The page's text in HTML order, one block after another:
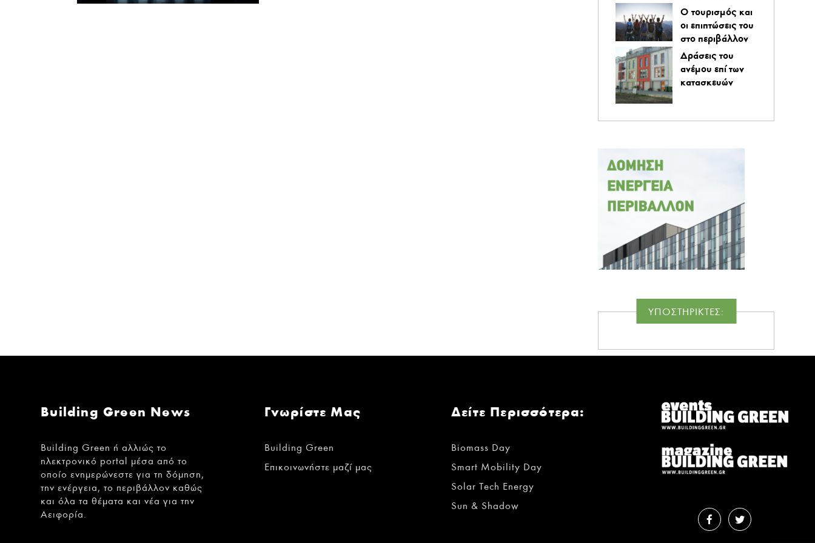
O τουρισμός και
οι επιπτώσεις του
στο περιβάλλον
Δράσεις του
ανέμου επί των
κατασκευών
ΥΠΟΣΤΗΡΙΚΤΕΣ:
Building Green News
Building Green ή αλλιώς το
ηλεκτρονικό portal μέσα από το
οποίο ενημερώνεστε για τη δόμηση,
την ενέργεια, το περιβάλλον καθώς
και όλα τα θέματα και νέα για την
Αειφορία.
Γνωρίστε Μας
Building Green
Επικοινωνήστε μαζί μας
Δείτε Περισσότερα:
Biomass Day
Smart Mobility Day
Solar Tech Energy
Sun & Shadow